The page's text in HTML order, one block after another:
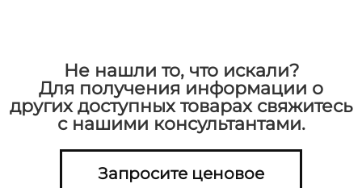
Не нашли то, что искали?
Для получения информации о
других доступных товарах свяжитесь
с нашими консультантами.
Запросите ценовое